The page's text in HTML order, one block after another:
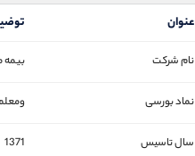
عنوان
نام شرکت بيمه
نماد بورسی
سال تاسیس 1371